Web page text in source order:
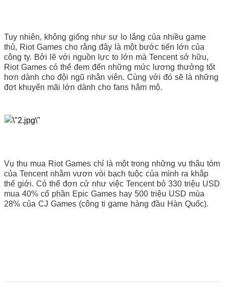
Tuy nhiên, không giống như sự lo lắng của nhiều game
thủ, Riot Games cho rằng đây là một bước tiến lớn của
công ty. Bởi lẽ với nguồn lực to lớn mà Tencent sở hữu,
Riot Games có thể đem đến những mức lương thưởng tốt
hơn dành cho đội ngũ nhân viên. Cùng với đó sẽ là những
đợt khuyến mãi lớn dành cho fans hâm mộ.
Vụ thu mua Riot Games chỉ là một trong những vụ thâu tóm
của Tencent nhằm vươn vòi bạch tuộc của mình ra khắp
thế giới. Có thể đơn cử như việc Tencent bỏ 330 triệu USD
mua 40% cổ phần Epic Games hay 500 triệu USD mùa
28% của CJ Games (công ti game hàng đầu Hàn Quốc).